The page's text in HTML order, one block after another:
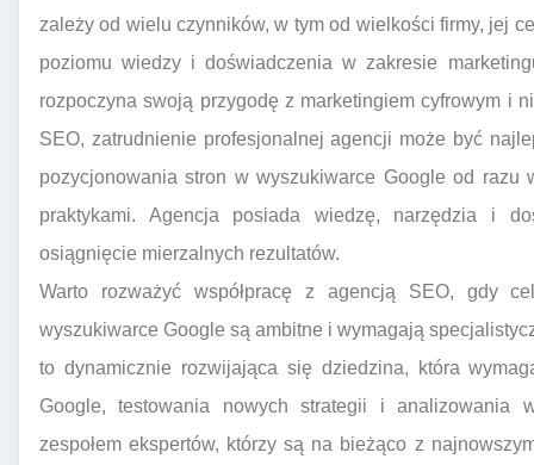
zależy od wielu czynników, w tym od wielkości firmy, jej
poziomu wiedzy i doświadczenia w zakresie
rozpoczyna swoją przygodę z marketingiem cyfrowym i
SEO, zatrudnienie profesjonalnej agencji może być
pozycjonowania stron w wyszukiwarce Google od
praktykami. Agencja posiada wiedzę, narzędzia i
osiągnięcie mierzalnych rezultatów.
Warto rozważyć współpracę z agencją SEO, gdy
wyszukiwarce Google są ambitne i wymagają
to dynamicznie rozwijająca się dziedzina, która
Google, testowania nowych strategii i analizowania
zespołem ekspertów, którzy są na bieżąco z